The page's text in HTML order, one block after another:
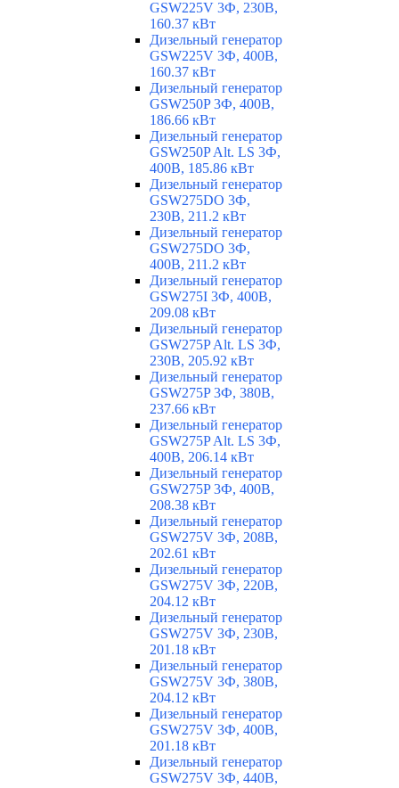
GSW225V 3Ф, 230В,
160.37 кВт
Дизельный генератор
GSW225V 3Ф, 400В,
160.37 кВт
Дизельный генератор
GSW250P 3Ф, 400В,
186.66 кВт
Дизельный генератор
GSW250P Alt. LS 3Ф,
400В, 185.86 кВт
Дизельный генератор
GSW275DO 3Ф,
230В, 211.2 кВт
Дизельный генератор
GSW275DO 3Ф,
400В, 211.2 кВт
Дизельный генератор
GSW275I 3Ф, 400В,
209.08 кВт
Дизельный генератор
GSW275P Alt. LS 3Ф,
230В, 205.92 кВт
Дизельный генератор
GSW275P 3Ф, 380В,
237.66 кВт
Дизельный генератор
GSW275P Alt. LS 3Ф,
400В, 206.14 кВт
Дизельный генератор
GSW275P 3Ф, 400В,
208.38 кВт
Дизельный генератор
GSW275V 3Ф, 208В,
202.61 кВт
Дизельный генератор
GSW275V 3Ф, 220В,
204.12 кВт
Дизельный генератор
GSW275V 3Ф, 230В,
201.18 кВт
Дизельный генератор
GSW275V 3Ф, 380В,
204.12 кВт
Дизельный генератор
GSW275V 3Ф, 400В,
201.18 кВт
Дизельный генератор
GSW275V 3Ф, 440В,